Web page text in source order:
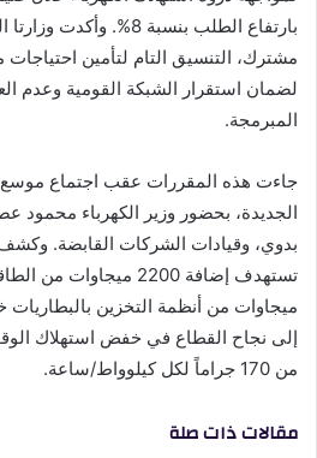
بارتفاع الطلب بنسبة 8%.
مشترك، التنسيق التام لتأمين
لضمان استقرار الشبكة القومية وعدم
المبرمجة.
جاءت هذه المقررات عقب اجتماع موسع
الجديدة، بحضور وزير الكهرباء محمود
بدوي، وقيادات الشركات القابضة.
ميجاوات من أنظمة التخزين بالبطاريات
إلى نجاح القطاع في خفض استهلاك
من 170 جراماً لكل كيلوواط/ساعة.
مقالات ذات صلة